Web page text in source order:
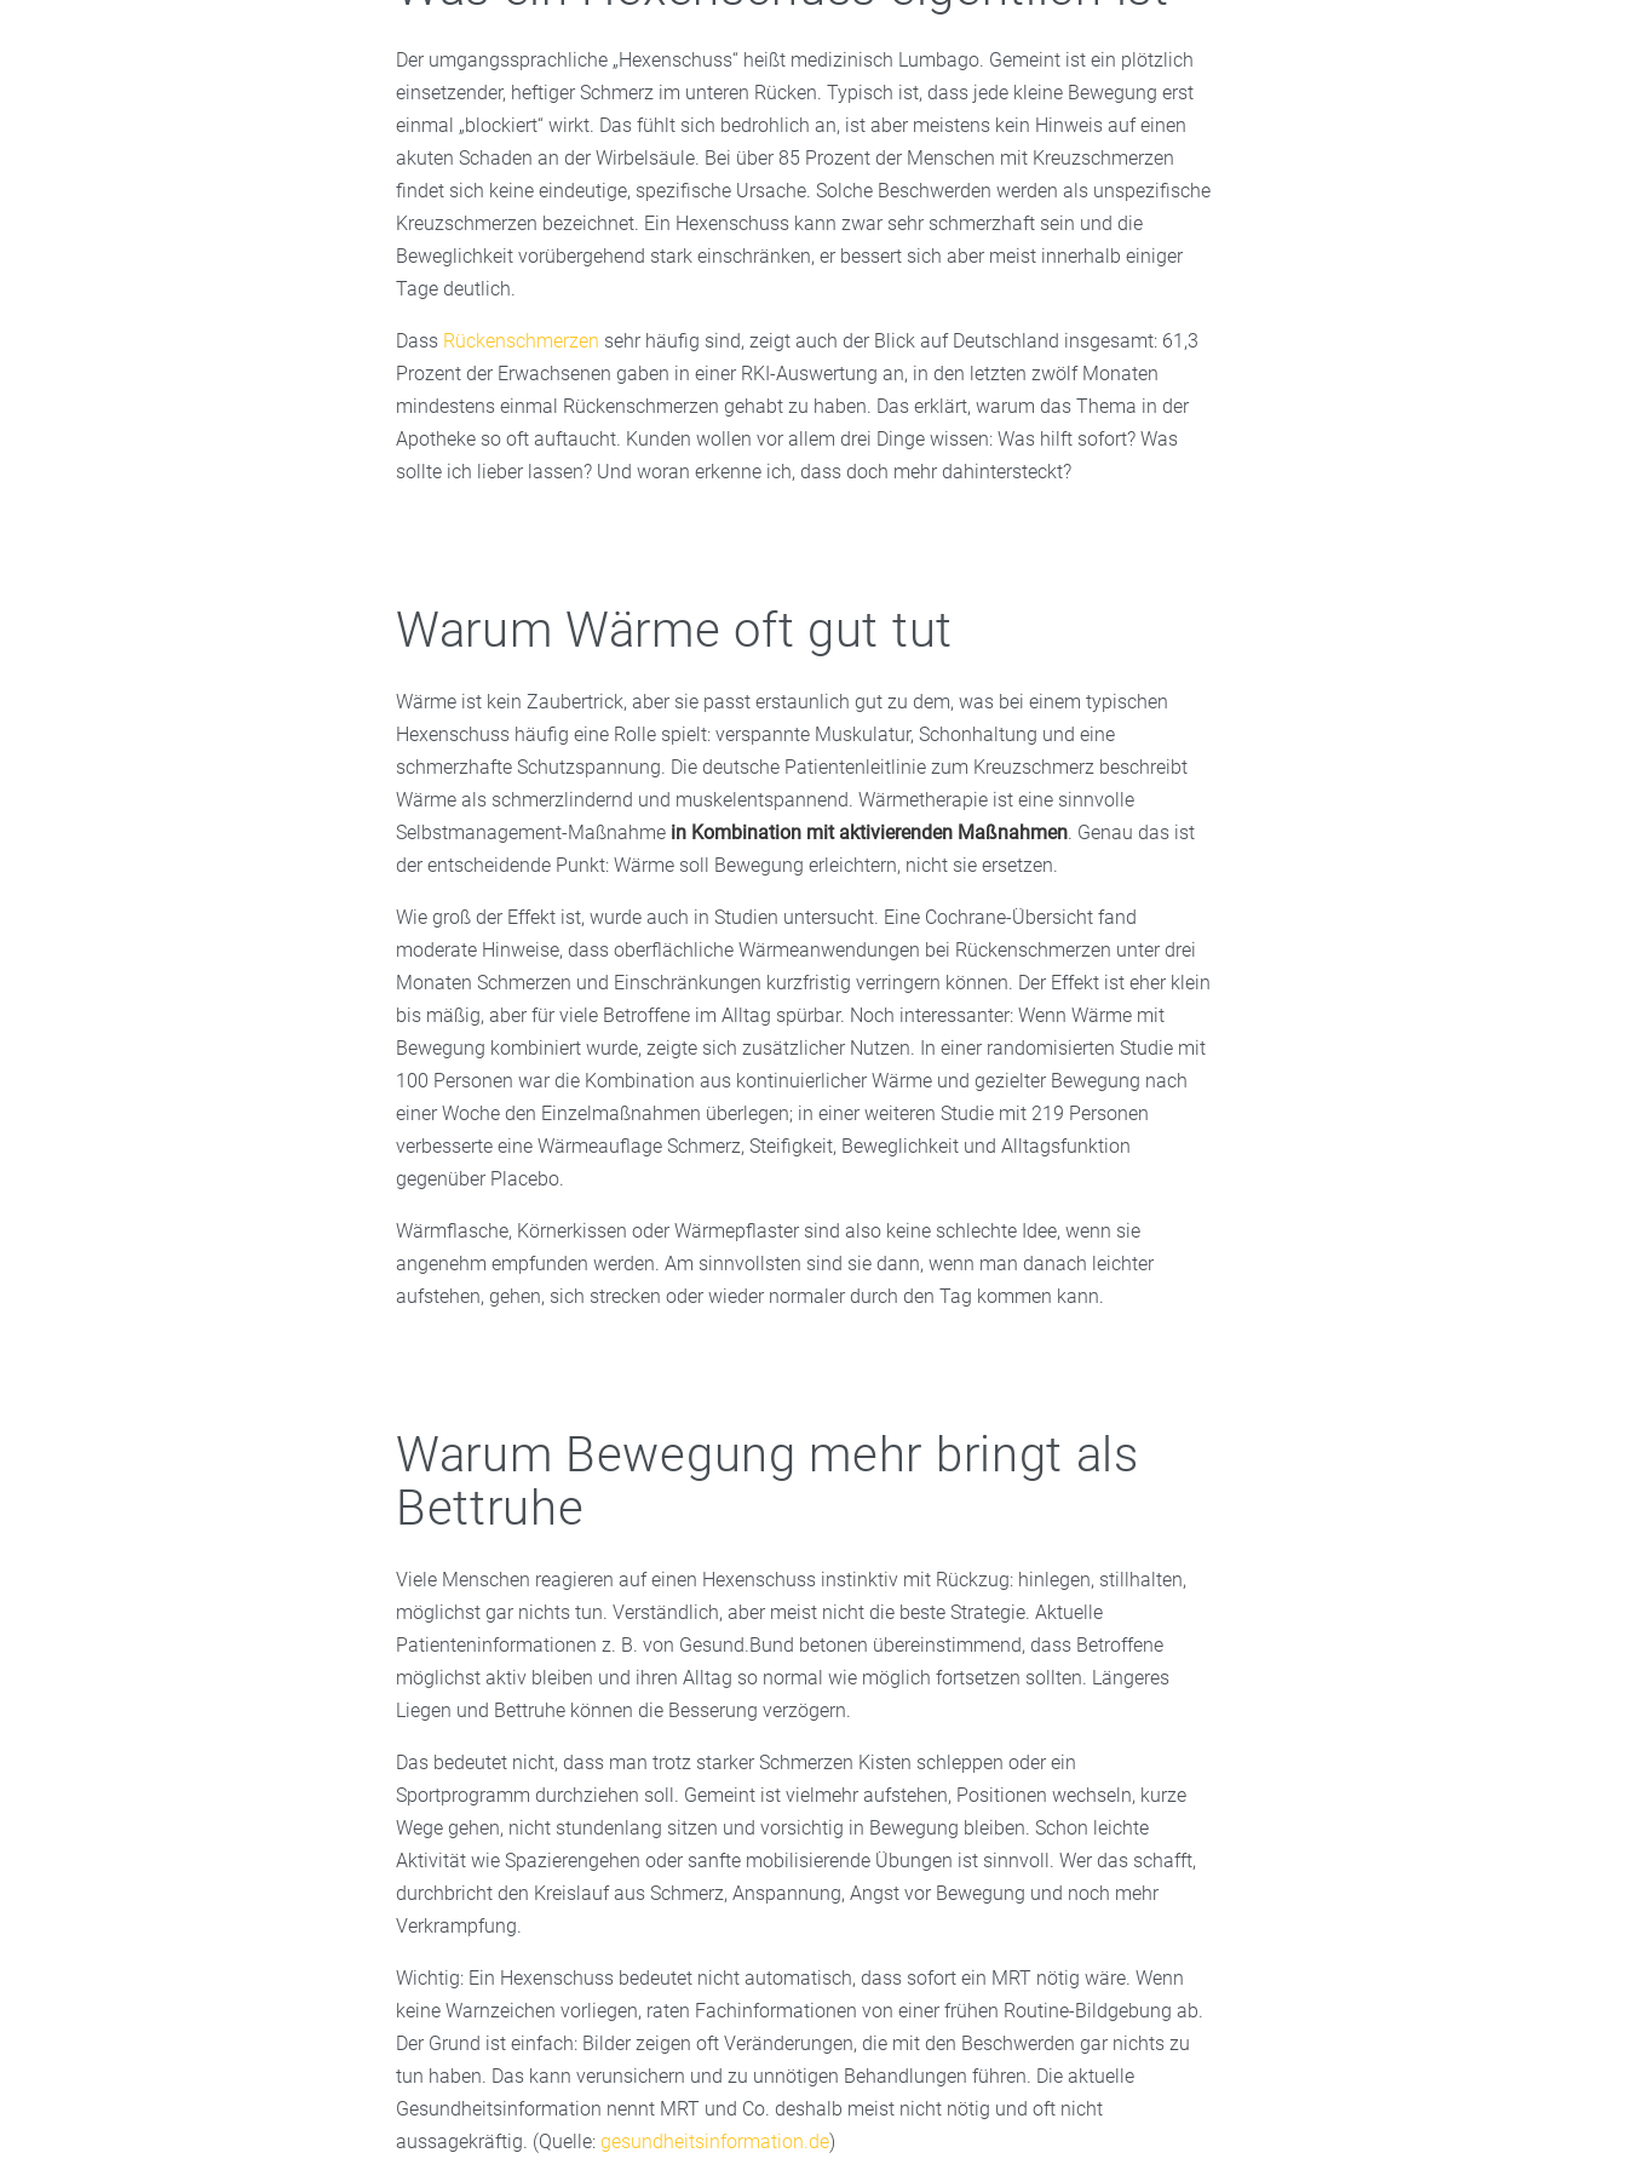
Der umgangssprachliche „Hexenschuss“ heißt medizinisch Lumbago. Gemeint ist ein plötzlich
einsetzender, heftiger Schmerz im unteren Rücken. Typisch ist, dass jede kleine Bewegung erst
einmal „blockiert“ wirkt. Das fühlt sich bedrohlich an, ist aber meistens kein Hinweis auf einen
akuten Schaden an der Wirbelsäule. Bei über 85 Prozent der Menschen mit Kreuzschmerzen
findet sich keine eindeutige, spezifische Ursache. Solche Beschwerden werden als unspezifische
Kreuzschmerzen bezeichnet. Ein Hexenschuss kann zwar sehr schmerzhaft sein und die
Beweglichkeit vorübergehend stark einschränken, er bessert sich aber meist innerhalb einiger
Tage deutlich.
Dass Rückenschmerzen sehr häufig sind, zeigt auch der Blick auf Deutschland insgesamt: 61,3
Prozent der Erwachsenen gaben in einer RKI-Auswertung an, in den letzten zwölf Monaten
mindestens einmal Rückenschmerzen gehabt zu haben. Das erklärt, warum das Thema in der
Apotheke so oft auftaucht. Kunden wollen vor allem drei Dinge wissen: Was hilft sofort? Was
sollte ich lieber lassen? Und woran erkenne ich, dass doch mehr dahintersteckt?
Warum Wärme oft gut tut
Wärme ist kein Zaubertrick, aber sie passt erstaunlich gut zu dem, was bei einem typischen
Hexenschuss häufig eine Rolle spielt: verspannte Muskulatur, Schonhaltung und eine
schmerzhafte Schutzspannung. Die deutsche Patientenleitlinie zum Kreuzschmerz beschreibt
Wärme als schmerzlindernd und muskelentspannend. Wärmetherapie ist eine sinnvolle
Selbstmanagement-Maßnahme in Kombination mit aktivierenden Maßnahmen. Genau das ist
der entscheidende Punkt: Wärme soll Bewegung erleichtern, nicht sie ersetzen.
Wie groß der Effekt ist, wurde auch in Studien untersucht. Eine Cochrane-Übersicht fand
moderate Hinweise, dass oberflächliche Wärmeanwendungen bei Rückenschmerzen unter drei
Monaten Schmerzen und Einschränkungen kurzfristig verringern können. Der Effekt ist eher klein
bis mäßig, aber für viele Betroffene im Alltag spürbar. Noch interessanter: Wenn Wärme mit
Bewegung kombiniert wurde, zeigte sich zusätzlicher Nutzen. In einer randomisierten Studie mit
100 Personen war die Kombination aus kontinuierlicher Wärme und gezielter Bewegung nach
einer Woche den Einzelmaßnahmen überlegen; in einer weiteren Studie mit 219 Personen
verbesserte eine Wärmeauflage Schmerz, Steifigkeit, Beweglichkeit und Alltagsfunktion
gegenüber Placebo.
Wärmflasche, Körnerkissen oder Wärmepflaster sind also keine schlechte Idee, wenn sie
angenehm empfunden werden. Am sinnvollsten sind sie dann, wenn man danach leichter
aufstehen, gehen, sich strecken oder wieder normaler durch den Tag kommen kann.
Warum Bewegung mehr bringt als
Bettruhe
Viele Menschen reagieren auf einen Hexenschuss instinktiv mit Rückzug: hinlegen, stillhalten,
möglichst gar nichts tun. Verständlich, aber meist nicht die beste Strategie. Aktuelle
Patienteninformationen z. B. von Gesund.Bund betonen übereinstimmend, dass Betroffene
möglichst aktiv bleiben und ihren Alltag so normal wie möglich fortsetzen sollten. Längeres
Liegen und Bettruhe können die Besserung verzögern.
Das bedeutet nicht, dass man trotz starker Schmerzen Kisten schleppen oder ein
Sportprogramm durchziehen soll. Gemeint ist vielmehr aufstehen, Positionen wechseln, kurze
Wege gehen, nicht stundenlang sitzen und vorsichtig in Bewegung bleiben. Schon leichte
Aktivität wie Spazierengehen oder sanfte mobilisierende Übungen ist sinnvoll. Wer das schafft,
durchbricht den Kreislauf aus Schmerz, Anspannung, Angst vor Bewegung und noch mehr
Verkrampfung.
Wichtig: Ein Hexenschuss bedeutet nicht automatisch, dass sofort ein MRT nötig wäre. Wenn
keine Warnzeichen vorliegen, raten Fachinformationen von einer frühen Routine-Bildgebung ab.
Der Grund ist einfach: Bilder zeigen oft Veränderungen, die mit den Beschwerden gar nichts zu
tun haben. Das kann verunsichern und zu unnötigen Behandlungen führen. Die aktuelle
Gesundheitsinformation nennt MRT und Co. deshalb meist nicht nötig und oft nicht
aussagekräftig. (Quelle: gesundheitsinformation.de)